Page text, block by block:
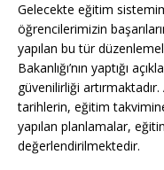
Gelecekte eğitim
öğrencilerimizin
yapılan bu tür
Bakanlığı’nın yaptığı
güvenilirliği
tarihlerin, eğitim
yapılan planlamalar,
değerlendirilmektedir.